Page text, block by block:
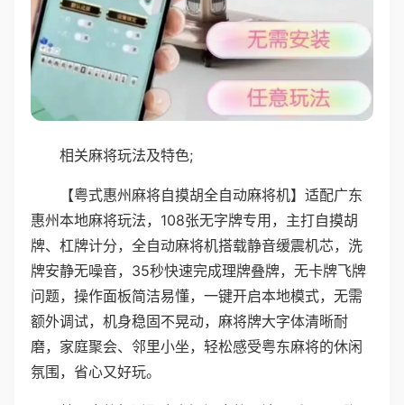
相关麻将玩法及特色;
【粤式惠州麻将自摸胡全自动麻将机】适配广东
惠州本地麻将玩法，108张无字牌专用，主打自摸胡
牌、杠牌计分，全自动麻将机搭载静音缓震机芯，洗
牌安静无噪音，35秒快速完成理牌叠牌，无卡牌飞牌
问题，操作面板简洁易懂，一键开启本地模式，无需
额外调试，机身稳固不晃动，麻将牌大字体清晰耐
磨，家庭聚会、邻里小坐，轻松感受粤东麻将的休闲
氛围，省心又好玩。